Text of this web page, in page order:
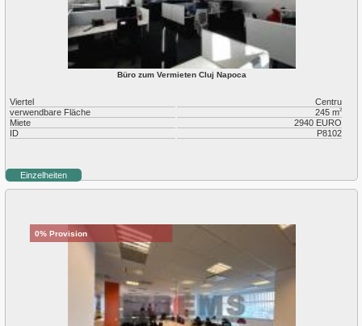
Büro zum Vermieten Cluj Napoca
Viertel
Centru
verwendbare Fläche
245 m2
Miete
2940 EURO
ID
P8102
Einzelheiten
0% Provision